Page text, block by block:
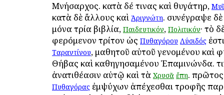
Μνήσαρχος. κατὰ δέ τινας καὶ θυγάτηρ,
κατὰ δὲ ἄλλους καὶ Ἀριγνώτη. συνέγραψε
μόνα τρία βιβλία, Παιδευτικόν, Πολιτικόν· τὸ
φερόμενον τρίτον ὡς Πυθαγόρου Λύσιδός
Ταραντίνου, μαθητοῦ αὐτοῦ γενομένου καὶ
Θήβας καὶ καθηγησαμένου Ἐπαμινώνδα.
ἀνατιθέασιν αὐτῷ καὶ τὰ Χρυσᾶ ἔπη.
Πυθαγόρας ἐμψύχων ἀπέχεσθαι τροφῆς